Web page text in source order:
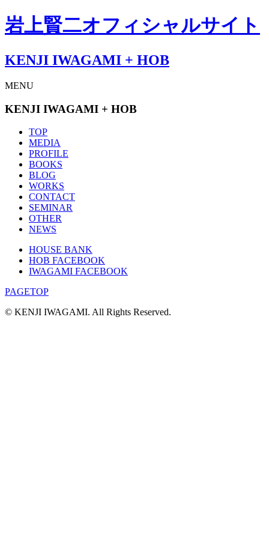
岩上賢二オフィシャルサイト
KENJI IWAGAMI + HOB
MENU
KENJI IWAGAMI + HOB
TOP
MEDIA
PROFILE
BOOKS
BLOG
WORKS
CONTACT
SEMINAR
OTHER
NEWS
HOUSE BANK
HOB FACEBOOK
IWAGAMI FACEBOOK
PAGETOP
© KENJI IWAGAMI. All Rights Reserved.